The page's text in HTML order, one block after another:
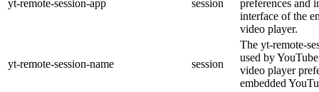
yt-remote-session-app session
preferences and
interface of the
video player.
yt-remote-session-name session
The yt-remote-
used by
video player
embedded